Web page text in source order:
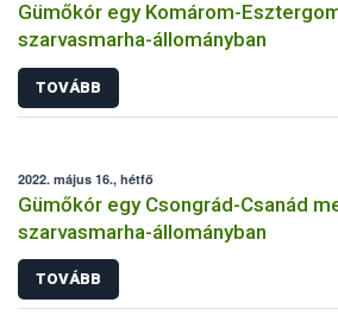
Gümőkór egy Komárom-
szarvasmarha-állományban
TOVÁBB
2022. május 16., hétfő
Gümőkór egy Csongrád-Csanád
szarvasmarha-állományban
TOVÁBB